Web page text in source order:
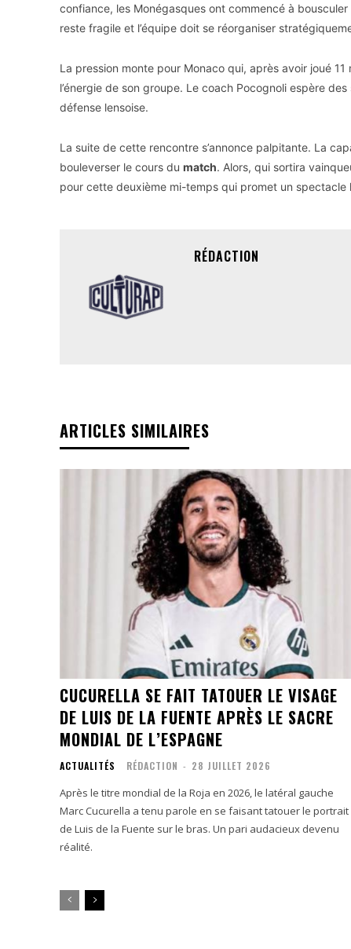
confiance, les Monégasques ont commencé à
reste fragile et l’équipe doit se réorganiser
La pression monte pour Monaco qui, après avoir joué
l’énergie de son groupe. Le coach Pocognoli espère
défense lensoise.
La suite de cette rencontre s’annonce palpitante. La
bouleverser le cours du match. Alors, qui sortira
pour cette deuxième mi-temps qui promet un spectacle
RÉDACTION
ARTICLES SIMILAIRES
CUCURELLA SE FAIT TATOUER LE VISAGE
DE LUIS DE LA FUENTE APRÈS LE SACRE
MONDIAL DE L’ESPAGNE
ACTUALITÉS RÉDACTION - 28 JUILLET 2026
Après le titre mondial de la Roja en 2026, le latéral gauche
Marc Cucurella a tenu parole en se faisant tatouer le portrait
de Luis de la Fuente sur le bras. Un pari audacieux devenu
réalité.